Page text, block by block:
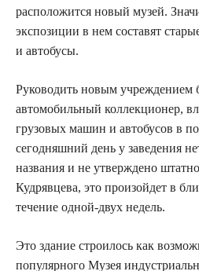
расположится новый музей.
экспозиции в нем составят
и автобусы.
Руководить новым учреждением
автомобильный коллекционер,
грузовых машин и автобусов в
сегодняшний день у заведения
названия и не утверждено
Кудрявцева, это произойдет в
течение одной-двух недель.
Это здание строилось как
популярного Музея